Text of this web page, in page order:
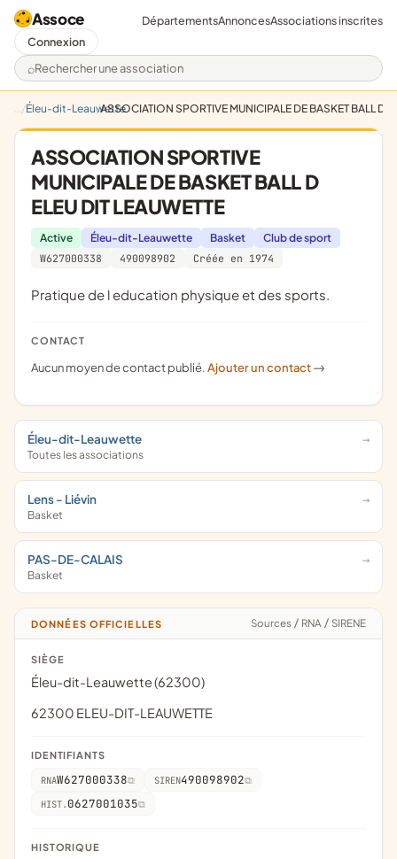
Assoce
Rechercher une association
DépartementsAnnoncesAssociations inscrites
Connexion
Éleu-dit-LeauwetteASSOCIATION SPORTIVE MUNICIPALE DE BASKET BALL D
ASSOCIATION SPORTIVE
MUNICIPALE DE BASKET BALL D
ELEU DIT LEAUWETTE
Active Éleu-dit-Leauwette Basket
Club de sport
W627000338
490098902 Créée en 1974
Pratique de l education physique et des sports.
CONTACT
Aucun moyen de contact publié.Ajouter un contact ->
Éleu-dit-Leauwette
Toutes les associations
Lens - Liévin
Basket
PAS-DE-CALAIS
Basket
DONNÉES OFFICIELLES Sources / RNA / SIRENE
SIÈGE
Éleu-dit-Leauwette (62300)
62300 ELEU-DIT-LEAUWETTE
IDENTIFIANTS
RNAW627000338 SIREN490098902
HIST. 0627001035
HISTORIQUE